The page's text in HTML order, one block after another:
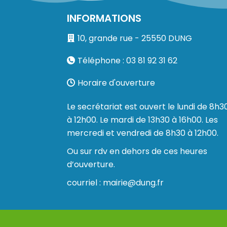
INFORMATIONS
10, grande rue - 25550 DUNG
Téléphone : 03 81 92 31 62
Horaire d'ouverture
Le secrétariat est ouvert le lundi de
à 12h00. Le mardi de 13h30 à 16h00. Les
mercredi et vendredi de 8h30 à 12h00.
Ou sur rdv en dehors de ces heures
d’ouverture.
courriel : mairie@dung.fr